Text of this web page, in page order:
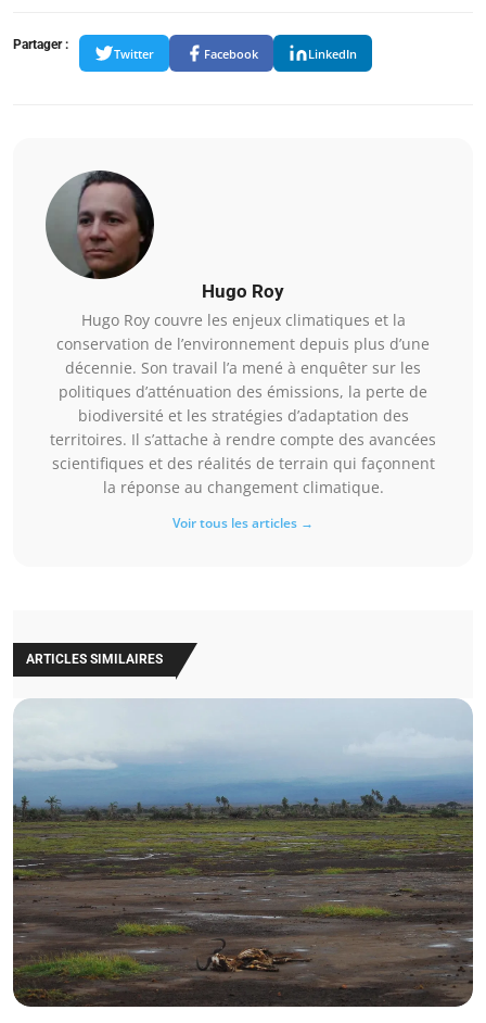
Partager :
Twitter Facebook LinkedIn
Hugo Roy
Hugo Roy couvre les enjeux climatiques et la
conservation de l’environnement depuis plus d’une
décennie. Son travail l’a mené à enquêter sur les
politiques d’atténuation des émissions, la perte de
biodiversité et les stratégies d’adaptation des
territoires. Il s’attache à rendre compte des avancées
scientifiques et des réalités de terrain qui façonnent
la réponse au changement climatique.
Voir tous les articles →
ARTICLES SIMILAIRES